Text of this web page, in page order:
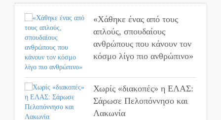
«Χάθηκε ένας από τους
απλούς, σπουδαίους
ανθρώπους που κάνουν τον
κόσμο λίγο πιο ανθρώπινο»
Χωρίς «διακοπές» η ΕΛΑΣ:
Σάρωσε Πελοπόννησο και
Λακωνία